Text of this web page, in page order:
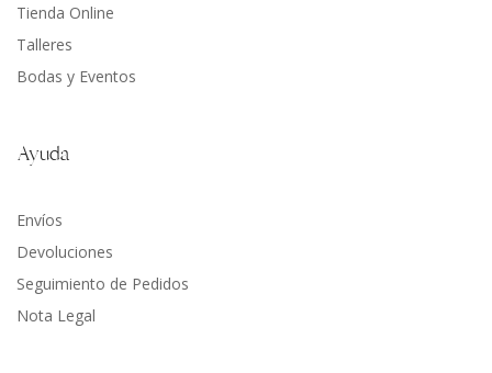
Tienda Online
Talleres
Bodas y Eventos
Ayuda
Envíos
Devoluciones
Seguimiento de Pedidos
Nota Legal